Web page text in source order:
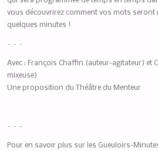
vous découvrirez comment vos mots seront
quelques minutes !
– – –
Avec : François Chaffin (auteur-agitateur) et
mixeuse)
Une proposition du Théâtre du Menteur
– – –
Pour en savoir plus sur les Gueuloirs-